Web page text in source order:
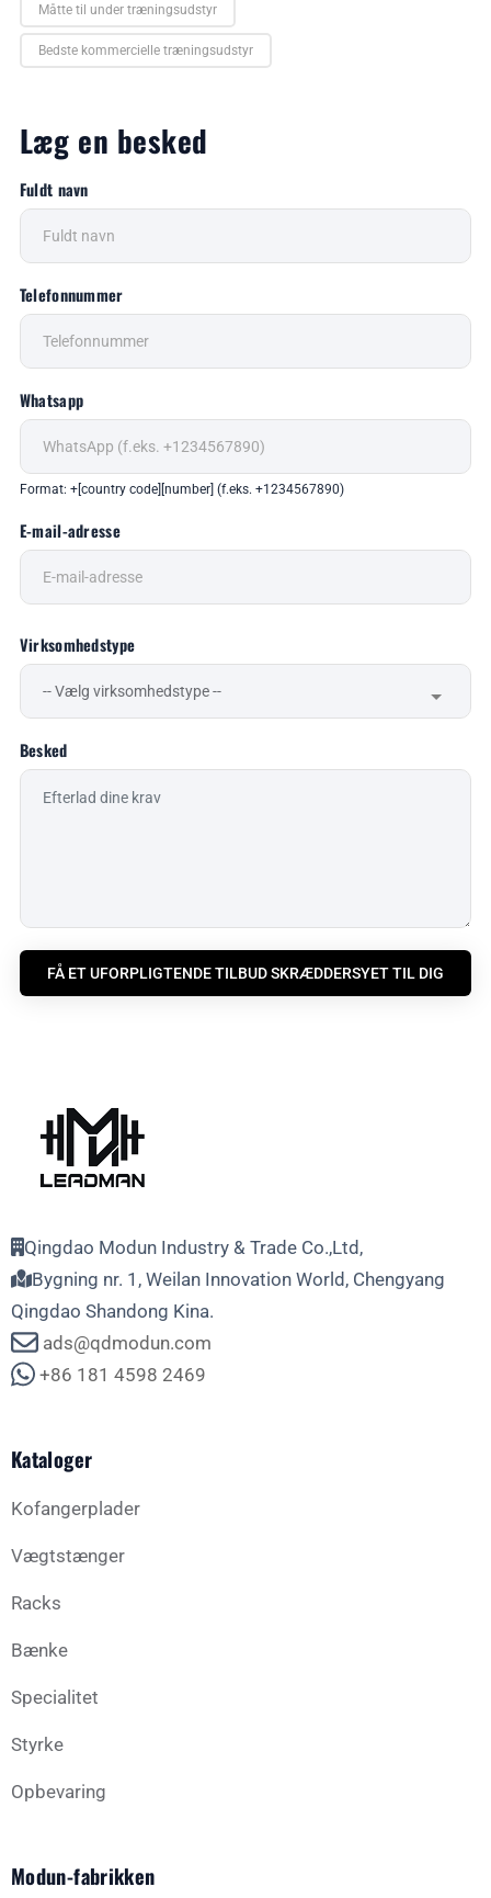
Måtte til under træningsudstyr
Bedste kommercielle træningsudstyr
Læg en besked
Fuldt navn
Telefonnummer
Whatsapp
Format: +[country code][number] (f.eks. +1234567890)
E-mail-adresse
Virksomhedstype
Besked
FÅ ET UFORPLIGTENDE TILBUD SKRÆDDERSYET TIL DIG
Qingdao Modun Industry & Trade Co.,Ltd,
Bygning nr. 1, Weilan Innovation World, Chengyang
Qingdao Shandong Kina.
ads@qdmodun.com
+86 181 4598 2469
Kataloger
Kofangerplader
Vægtstænger
Racks
Bænke
Specialitet
Styrke
Opbevaring
Modun-fabrikken